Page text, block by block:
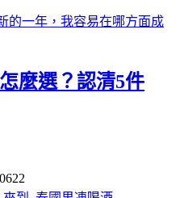
的一年，我容易在哪方面成
麼選？認清5件